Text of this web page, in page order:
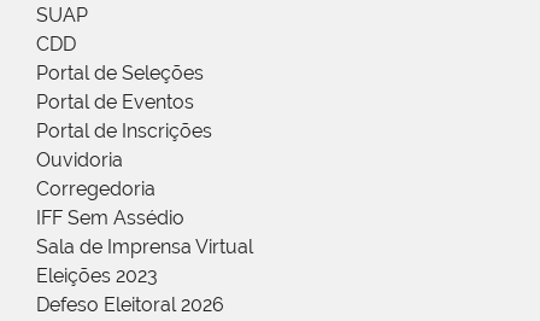
SUAP
CDD
Portal de Seleções
Portal de Eventos
Portal de Inscrições
Ouvidoria
Corregedoria
IFF Sem Assédio
Sala de Imprensa Virtual
Eleições 2023
Defeso Eleitoral 2026